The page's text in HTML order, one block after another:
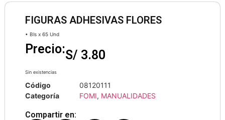
FIGURAS ADHESIVAS FLORES
• Bls x 65 Und
Precio:S/ 3.80
Sin existencias
Código
08120111
Categoría
FOMI, MANUALIDADES
Compartir en: